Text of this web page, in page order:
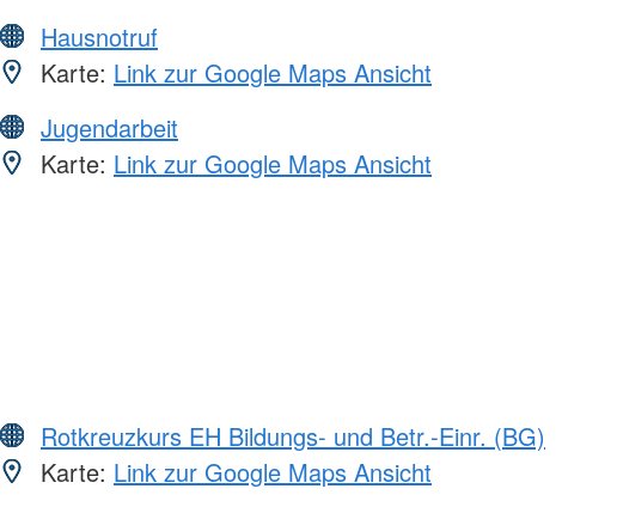
Hausnotruf
Karte: Link zur Google Maps Ansicht
Jugendarbeit
Karte: Link zur Google Maps Ansicht
Rotkreuzkurs EH Bildungs- und Betr.-Einr. (BG)
Karte: Link zur Google Maps Ansicht